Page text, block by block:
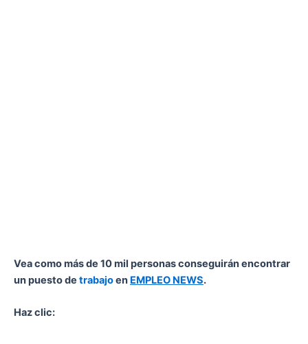
Vea como más de 10 mil personas conseguirán encontrar
un puesto de trabajoen EMPLEO NEWS.
Haz clic: